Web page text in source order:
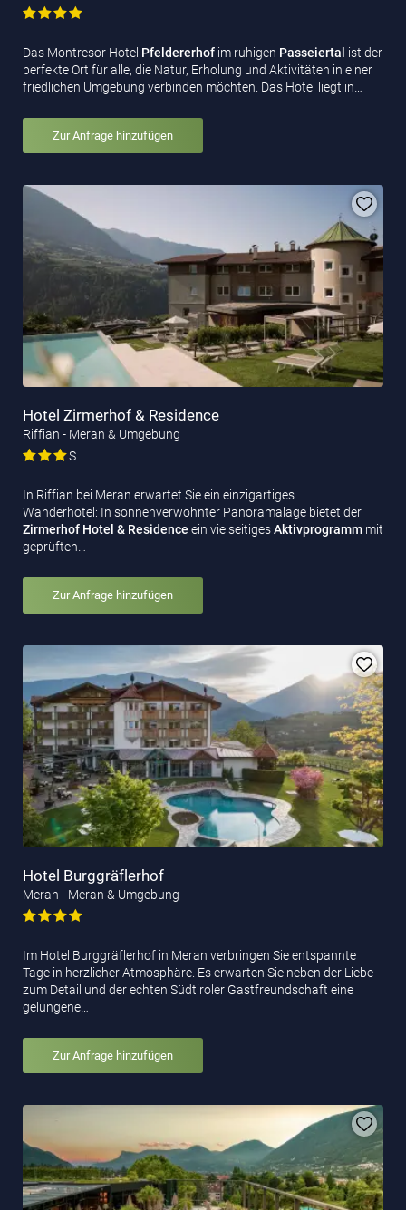
Das Montresor Hotel Pfeldererhof im ruhigen Passeiertal ist der
perfekte Ort für alle, die Natur, Erholung und Aktivitäten in einer
friedlichen Umgebung verbinden möchten. Das Hotel liegt in…
Zur Anfrage hinzufügen
Hotel Zirmerhof & Residence
Riffian - Meran & Umgebung
S
In Riffian bei Meran erwartet Sie ein einzigartiges
Wanderhotel: In sonnenverwöhnter Panoramalage bietet der
Zirmerhof Hotel & Residence ein vielseitigesAktivprogramm mit
geprüften…
Zur Anfrage hinzufügen
Hotel Burggräflerhof
Meran - Meran & Umgebung
Im Hotel Burggräflerhof in Meran verbringen Sie entspannte
Tage in herzlicher Atmosphäre. Es erwarten Sie neben der Liebe
zum Detail und der echten Südtiroler Gastfreundschaft eine
gelungene…
Zur Anfrage hinzufügen